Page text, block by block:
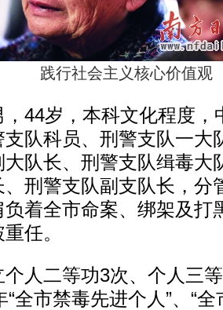
践行社会主义核心价值观
岁，本科文化程度，
队科员、刑警支队一大
队长、刑警支队缉毒大
、刑警支队副支队长，分
负着全市命案、绑架及打
任。
二等功3次、个人三等
“全市禁毒先进个人”、“